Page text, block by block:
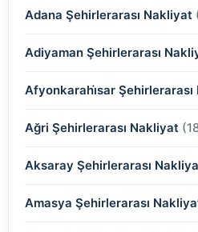
Adana Şehirlerarası Nakliyat
(2)
(2)
(2)
Adiyaman Şehirlerarası
(2)
(2)
(2)
Afyonkarahi̇sar
(2)
Ağri Şehirlerarası Nakliyat
(2)
Aksaray Şehirlerarası
Amasya Şehirlerarası